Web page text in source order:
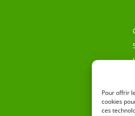
Pour offrir
cookies
ces